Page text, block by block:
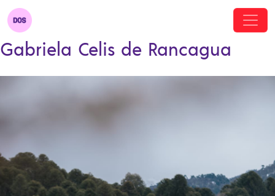
Gabriela Celis de Rancagua